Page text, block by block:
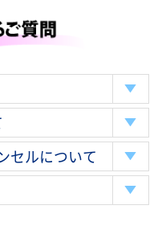
セルについて